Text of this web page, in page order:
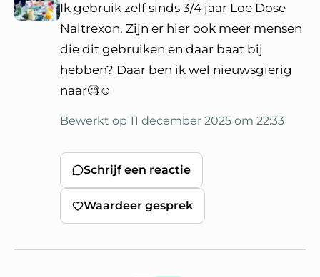
Ik gebruik zelf sinds 3/4 jaar Loe Dose
Naltrexon. Zijn er hier ook meer mensen
die dit gebruiken en daar baat bij
hebben? Daar ben ik wel nieuwsgierig
naar🧐☺️
Bewerkt op 11 december 2025 om 22:33
Schrijf een reactie
Waardeer gesprek